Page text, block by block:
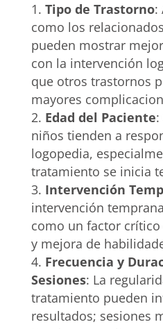
Tipo de Trastorno:
como los
pueden mostrar
con la intervención
que otros trastornos
mayores
Edad del Paciente
niños tienden a
logopedia,
tratamiento se inicia
Intervención
intervención
como un factor
y mejora de
Frecuencia y
Sesiones: La
tratamiento pueden
resultados; sesiones